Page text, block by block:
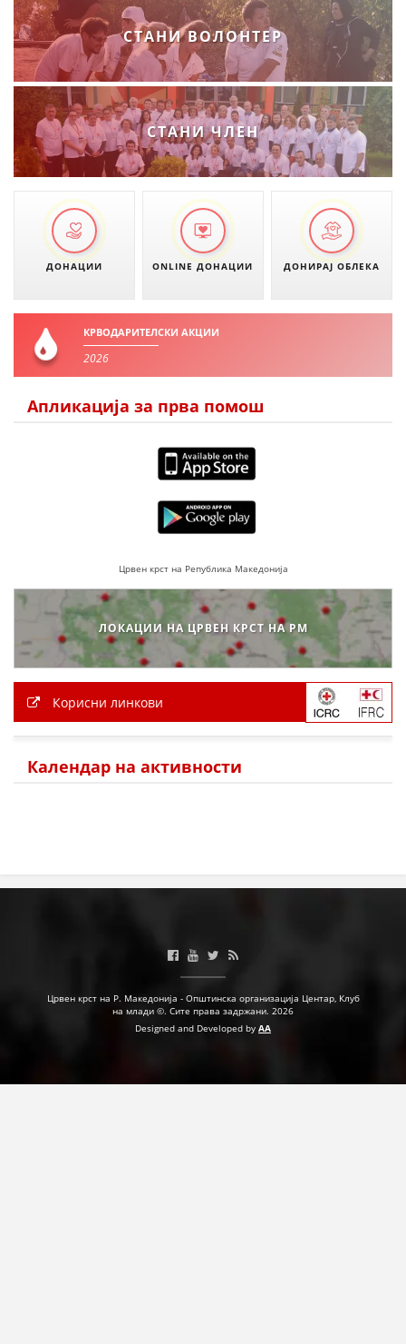
СТАНИ ВОЛОНТЕР
СТАНИ ЧЛЕН
ДОНАЦИИ ONLINE ДОНАЦИИ ДОНИРАЈ ОБЛЕКА
КРВОДАРИТЕЛСКИ АКЦИИ
2026
Апликација за прва помош
Црвен крст на Република Македонија
ЛОКАЦИИ НА ЦРВЕН КРСТ НА РМ
Корисни линкови
Календар на активности
Црвен крст на Р. Македонија - Општинска организација Центар, Клуб
на млади ©. Сите права задржани. 2026
Designed and Developed by AA